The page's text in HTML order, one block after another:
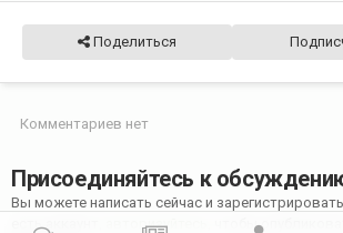
Поделиться
Комментариев нет
Присоединяйтесь к
Вы можете написать сейчас и
есть аккаунт,
авторизуйтесь
, чтобы